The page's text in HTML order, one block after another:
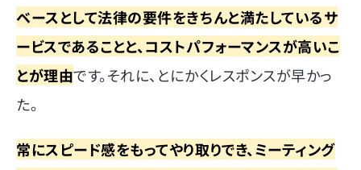
ベースとして法律の要件をきちんと満たしているサ
ービスであることと、コストパフォーマンスが高いこ
とが理由です。それに、とにかくレスポンスが早かっ
た。
常にスピード感をもってやり取りでき、ミーティング